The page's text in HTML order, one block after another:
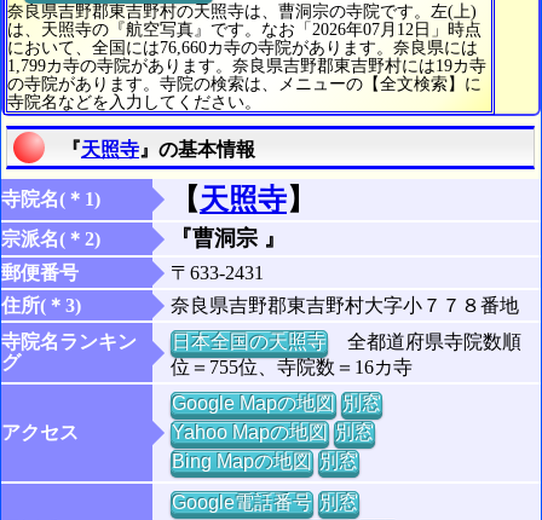
奈良県吉野郡東吉野村の天照寺は、曹洞宗の寺院です。左(上)
は、天照寺の『航空写真』です。なお「2026年07月12日」時点
において、全国には76,660カ寺の寺院があります。奈良県には
1,799カ寺の寺院があります。奈良県吉野郡東吉野村には19カ寺
の寺院があります。寺院の検索は、メニューの【全文検索】に
寺院名などを入力してください。
『天照寺 』の基本情報
寺院名(＊1) 【天照寺】
宗派名(＊2) 『曹洞宗 』
郵便番号
〒633-2431
住所(＊3)
奈良県吉野郡東吉野村大字小７７８番地
寺院名ランキン
グ
日本全国の天照寺全都道府県寺院数順
位＝755位、寺院数＝16カ寺
アクセス
Google Mapの地図 別窓
Yahoo Mapの地図 別窓
Bing Mapの地図 別窓
Google電話番号 別窓